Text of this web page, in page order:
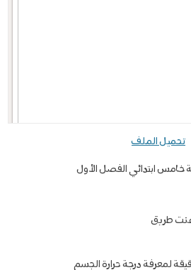
تحميل الملف
خامس ابتدائي الفصل الأول
عنت طريق
لمعرفة درجة حرارة الجسم